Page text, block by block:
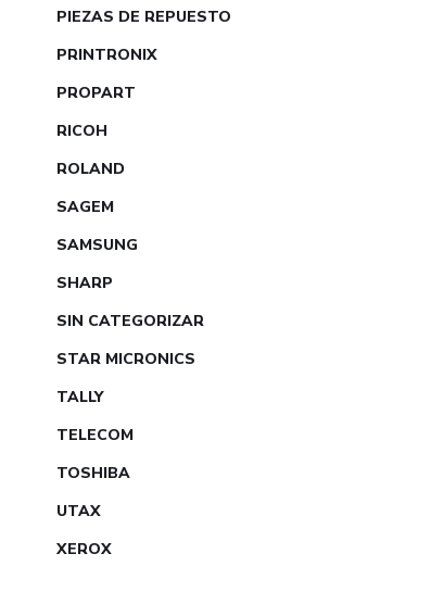
PIEZAS DE REPUESTO
PRINTRONIX
PROPART
RICOH
ROLAND
SAGEM
SAMSUNG
SHARP
SIN CATEGORIZAR
STAR MICRONICS
TALLY
TELECOM
TOSHIBA
UTAX
XEROX